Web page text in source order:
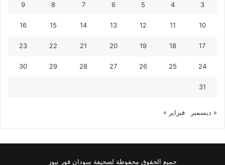
3
4
5
6
7
8
9
10
11
12
13
14
15
16
17
18
19
20
21
22
23
24
25
26
27
28
29
30
31
« ديسمبر فبراير »
جميع الحقوق محفوظة لصحيفة سودان فور نيوز